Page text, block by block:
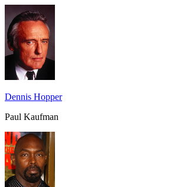
Dennis Hopper
Paul Kaufman